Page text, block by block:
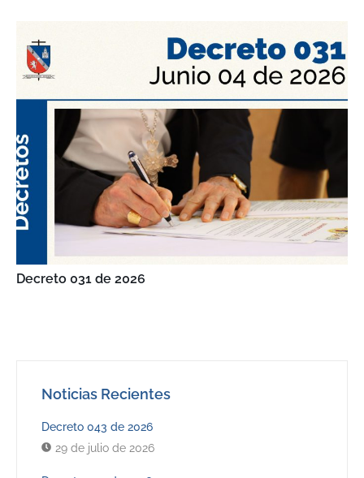
Decreto 031 de 2026
Noticias Recientes
Decreto 043 de 2026
29 de julio de 2026